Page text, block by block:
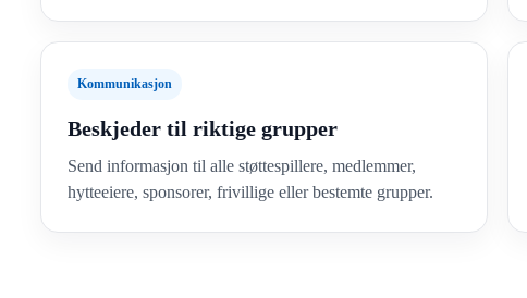
Kommunikasjon
Beskjeder til riktige grupper
Send informasjon til alle støttespillere, medlemmer,
hytteeiere, sponsorer, frivillige eller bestemte grupper.